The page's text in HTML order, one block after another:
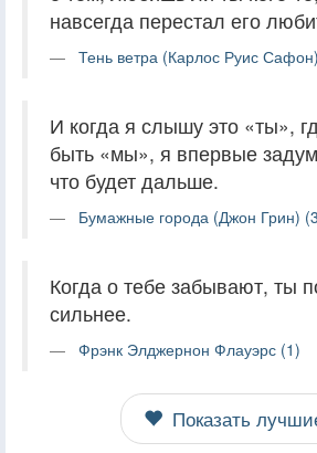
навсегда перестал его
Тень ветра (Карлос Руис
И когда я слышу это «ты»,
быть «мы», я впервые
что будет дальше.
Бумажные города (Джон Грин)
Когда о тебе забывают, ты
сильнее.
Фрэнк Элджернон Флауэрс (1)
Показать